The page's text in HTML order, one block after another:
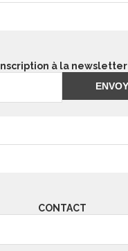
Inscription à la newsletter
CONTACT